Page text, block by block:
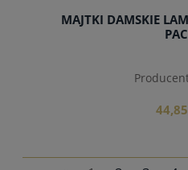
MAJTKI DAMSKIE